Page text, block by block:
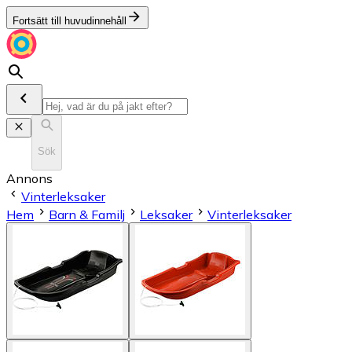
Fortsätt till huvudinnehåll
Sök
Annons
Vinterleksaker
Hem
Barn & Familj Leksaker Vinterleksaker